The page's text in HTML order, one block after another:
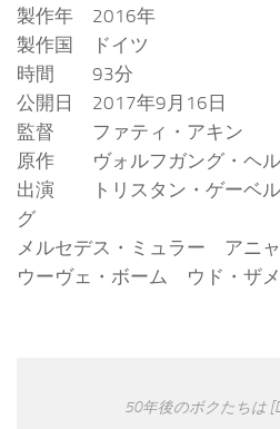
製作年 2016年
製作国 ドイツ
時間 93分
公開日 2017年9月16日
監督 ファティ・アキン
原作 ヴォルフガング・ヘル
出演 トリスタン・ゲーベ
グ
メルセデス・ミュラー アニ
ウーヴェ・ボーム ウド・ザ
50年後のボクたちは